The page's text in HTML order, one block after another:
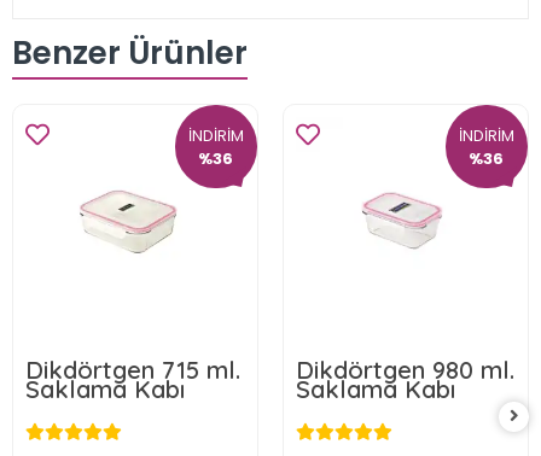
Benzer Ürünler
İNDİRİM
%36
Dikdörtgen 715 ml.
Saklama Kabı
İNDİRİM
%36
Dikdörtgen 980 ml.
Saklama Kabı